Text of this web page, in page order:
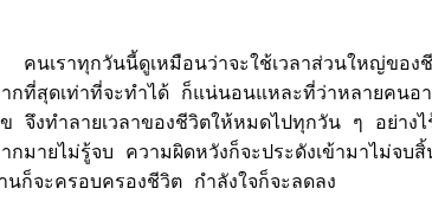
เราทุกวันนี้ดูเหมือนว่าจะใช้เวลาส่วนใหญ่ของชี
กที่สุดเท่าที่จะทำได้ ก็แน่นอนแหละที่ว่าหลายคนอ
จึงทำลายเวลาของชีวิตให้หมดไปทุกวัน ๆ อย่างไ
กมายไม่รู้จบ ความผิดหวังก็จะประดังเข้ามาไม่จ
นก็จะครอบครองชีวิต กำลังใจก็จะลดลง